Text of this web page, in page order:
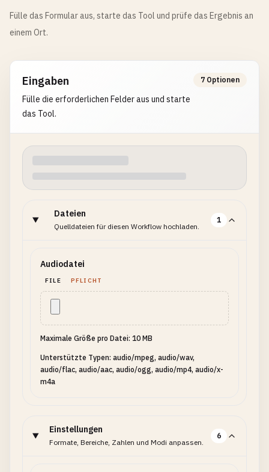
Fülle das Formular aus, starte das Tool und prüfe das Ergebnis an
einem Ort.
Eingaben
Fülle die erforderlichen Felder aus und starte
das Tool.
7 Optionen
Dateien
Quelldateien für diesen Workflow hochladen.
1
Audiodatei
FILE PFLICHT
Maximale Größe pro Datei: 10 MB
Unterstützte Typen: audio/mpeg, audio/wav,
audio/flac, audio/aac, audio/ogg, audio/mp4, audio/x-
m4a
Einstellungen
Formate, Bereiche, Zahlen und Modi anpassen.
6